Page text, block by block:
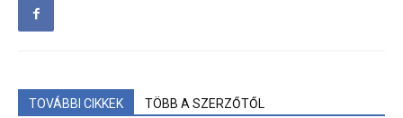
TOVÁBBI CIKKEK TÖBB A SZERZŐTŐL